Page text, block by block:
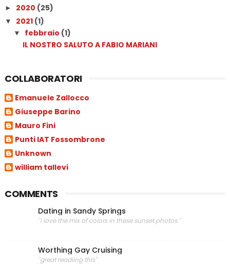
► 2020 (25)
▼ 2021 (1)
▼ febbraio (1)
IL NOSTRO SALUTO A FABIO MARIANI
COLLABORATORI
Emanuele Zallocco
Giuseppe Barino
Mauro Fini
Punti IAT Fossombrone
Unknown
william tallevi
COMMENTS
Dating in Sandy Springs
"i love the mix of colors in these sunset photos."
Worthing Gay Cruising
"great readiing this"